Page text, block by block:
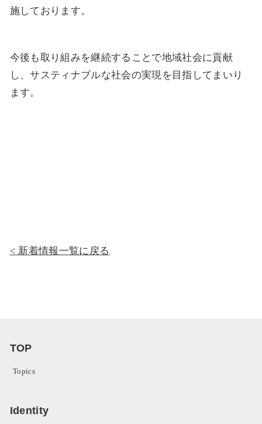
施しております。
今後も取り組みを継続することで地域社会に貢献
し、サスティナブルな社会の実現を目指してまいり
ます。
新着情報一覧に戻る
TOP
Topics
Identity